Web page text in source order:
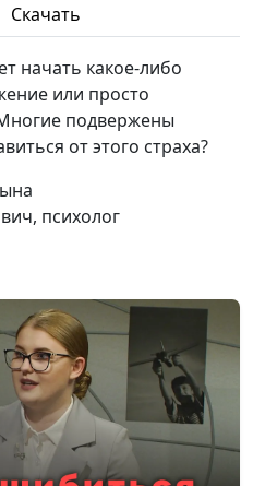
Юлия Синицына,
Иван Соклаков,
психолог
#792
Юлия Синицына,
психолог
#791
Юлия Синицына,
Иван Соклаков,
психолог
Юлия Синицына,
Иван Соклаков,
психолог
#788
Скачать
начать какое-либо
или просто
подвержены
от этого страха?
психолог